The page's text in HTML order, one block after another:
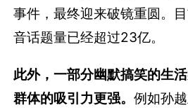
事件，最终迎来破镜重圆。
音话题量已经超过23亿。
此外，一部分幽默搞笑的生
群体的吸引力更强。例如孙